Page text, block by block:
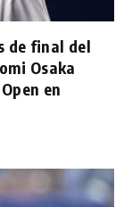
de final del
Osaka
en